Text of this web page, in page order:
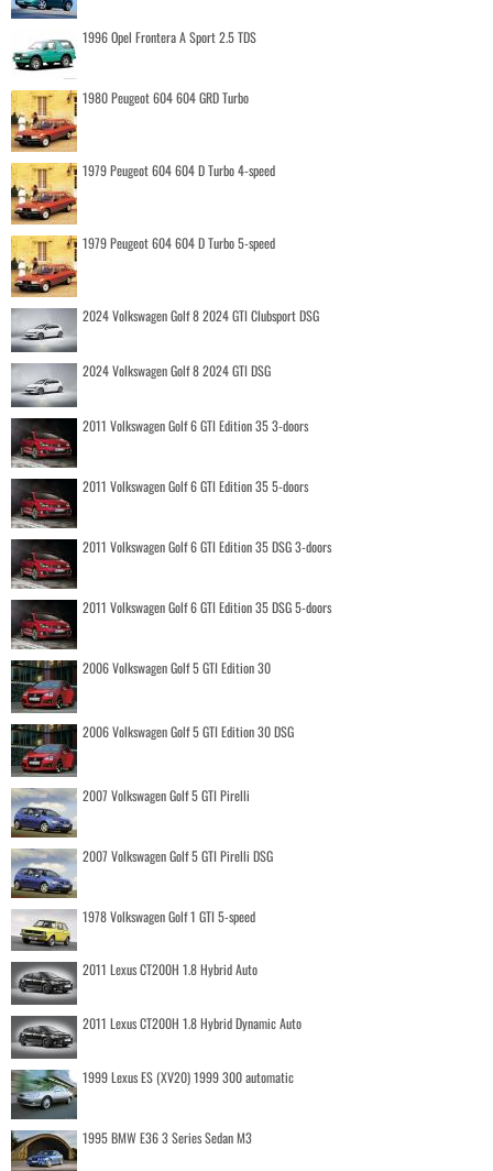
1996 Opel Frontera A Sport 2.5 TDS
1980 Peugeot 604 604 GRD Turbo
1979 Peugeot 604 604 D Turbo 4-speed
1979 Peugeot 604 604 D Turbo 5-speed
2024 Volkswagen Golf 8 2024 GTI Clubsport DSG
2024 Volkswagen Golf 8 2024 GTI DSG
2011 Volkswagen Golf 6 GTI Edition 35 3-doors
2011 Volkswagen Golf 6 GTI Edition 35 5-doors
2011 Volkswagen Golf 6 GTI Edition 35 DSG 3-doors
2011 Volkswagen Golf 6 GTI Edition 35 DSG 5-doors
2006 Volkswagen Golf 5 GTI Edition 30
2006 Volkswagen Golf 5 GTI Edition 30 DSG
2007 Volkswagen Golf 5 GTI Pirelli
2007 Volkswagen Golf 5 GTI Pirelli DSG
1978 Volkswagen Golf 1 GTI 5-speed
2011 Lexus CT200H 1.8 Hybrid Auto
2011 Lexus CT200H 1.8 Hybrid Dynamic Auto
1999 Lexus ES (XV20) 1999 300 automatic
1995 BMW E36 3 Series Sedan M3